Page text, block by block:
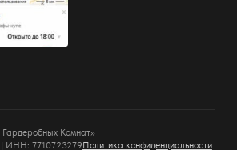
Комнат»
ИНН: 7710723279Политика конфиденциальности